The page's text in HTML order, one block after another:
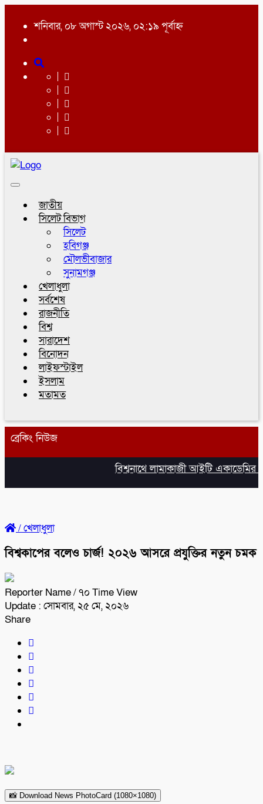
শনিবার, ০৮ অগাস্ট ২০২৬, ০২:১৯ পূর্বাহ্ন
Toggle
জাতীয়
সিলেট বিভাগ
সিলেট
হবিগঞ্জ
মৌলভীবাজার
সুনামগঞ্জ
খেলাধুলা
সর্বশেষ
রাজনীতি
বিশ্ব
সারাদেশ
বিনোদন
লাইফস্টাইল
ইসলাম
মতামত
ব্রেকিং নিউজ
বিশ্বনাথে লামাকাজী আইটি একাডেমির
/খেলাধুলা
বিশ্বকাপের বলেও চার্জ! ২০২৬ আসরে প্রযুক্তির নতুন চমক
Reporter Name/ ৭০ Time View
Update : সোমবার, ২৫ মে, ২০২৬
Share
📸 Download News PhotoCard (1080×1080)